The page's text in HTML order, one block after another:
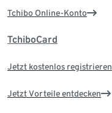
Tchibo Online-Konto
TchiboCard
Jetzt kostenlos registrieren
Jetzt Vorteile entdecken